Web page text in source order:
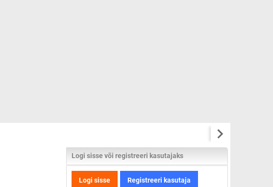
Logi sisse või registreeri kasutajaks
Logi sisse Registreeri kasutaja